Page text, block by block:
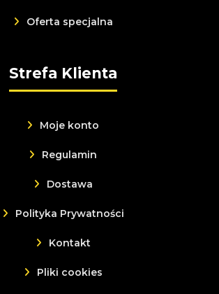
Oferta specjalna
Strefa Klienta
Moje konto
Regulamin
Dostawa
Polityka Prywatności
Kontakt
Pliki cookies